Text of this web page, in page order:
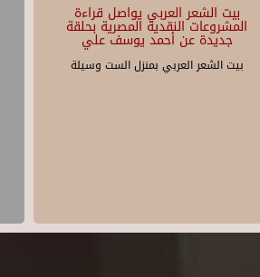
بيت الشعر العربي يواصل قراءة
المشروعات النقدية المصرية بحلقة
جديدة عن أحمد يوسف علي
بيت الشعر العربي بمنزل الست وسيلة